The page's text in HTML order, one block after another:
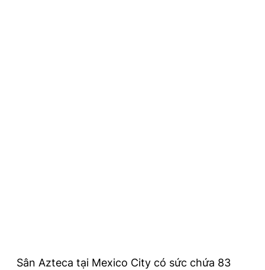
Sân Azteca tại Mexico City có sức chứa 83